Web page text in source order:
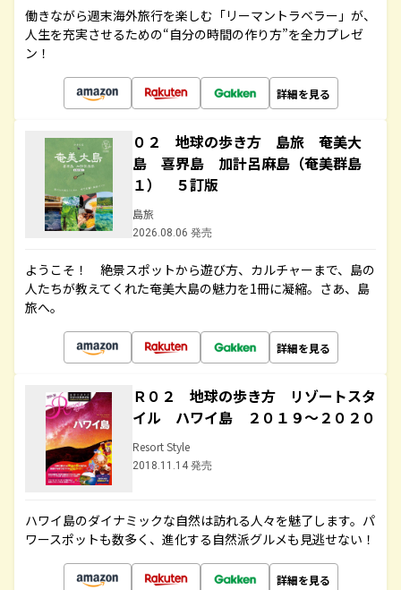
働きながら週末海外旅行を楽しむ「リーマントラベラー」が、
人生を充実させるための“自分の時間の作り方”を全力プレゼ
ン！
詳細を見る
０２ 地球の歩き方 島旅 奄美大
島 喜界島 加計呂麻島（奄美群島
１） ５訂版
島旅
2026.08.06 発売
ようこそ！ 絶景スポットから遊び方、カルチャーまで、島の
人たちが教えてくれた奄美大島の魅力を1冊に凝縮。さあ、島
旅へ。
詳細を見る
Ｒ０２ 地球の歩き方 リゾートスタ
イル ハワイ島 ２０１９～２０２０
Resort Style
2018.11.14 発売
ハワイ島のダイナミックな自然は訪れる人々を魅了します。パ
ワースポットも数多く、進化する自然派グルメも見逃せない！
詳細を見る